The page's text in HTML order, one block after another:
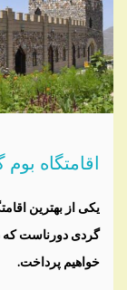
اقامتگاه
یکی از بهترین
گردی دورناست که
خواهیم پرداخت.